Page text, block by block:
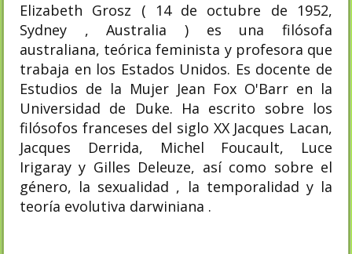
Elizabeth Grosz ( 14 de octubre de 1952,
Sydney , Australia ) es una filósofa
australiana, teórica feminista y profesora que
trabaja en los Estados Unidos. Es docente de
Estudios de la Mujer Jean Fox O'Barr en la
Universidad de Duke. Ha escrito sobre los
filósofos franceses del siglo XX Jacques Lacan,
Jacques Derrida, Michel Foucault, Luce
Irigaray y Gilles Deleuze, así como sobre el
género, la sexualidad , la temporalidad y la
teoría evolutiva darwiniana .